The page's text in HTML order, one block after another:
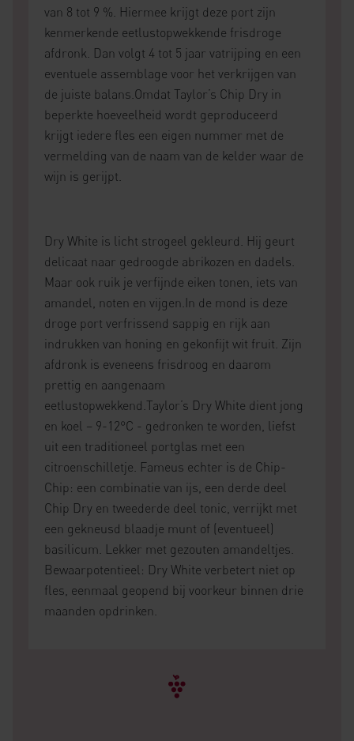
van 8 tot 9 %. Hiermee krijgt deze port zijn
kenmerkende eetlustopwekkende frisdroge
afdronk. Dan volgt 4 tot 5 jaar vatrijping en een
eventuele assemblage voor het verkrijgen van
de juiste balans.Omdat Taylor’s Chip Dry in
beperkte hoeveelheid wordt geproduceerd
krijgt iedere fles een eigen nummer met de
vermelding van de naam van de kelder waar de
wijn is gerijpt.
Dry White is licht strogeel gekleurd. Hij geurt
delicaat naar gedroogde abrikozen en dadels.
Maar ook ruik je verfijnde eiken tonen, iets van
amandel, noten en vijgen.In de mond is deze
droge port verfrissend sappig en rijk aan
indrukken van honing en gekonfijt wit fruit. Zijn
afdronk is eveneens frisdroog en daarom
prettig en aangenaam
eetlustopwekkend.Taylor’s Dry White dient jong
en koel – 9-12°C - gedronken te worden, liefst
uit een traditioneel portglas met een
citroenschilletje. Fameus echter is de Chip-
Chip: een combinatie van ijs, een derde deel
Chip Dry en tweederde deel tonic, verrijkt met
een gekneusd blaadje munt of (eventueel)
basilicum. Lekker met gezouten amandeltjes.
Bewaarpotentieel: Dry White verbetert niet op
fles, eenmaal geopend bij voorkeur binnen drie
maanden opdrinken.